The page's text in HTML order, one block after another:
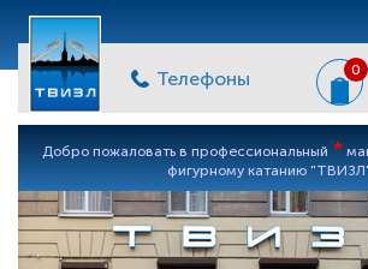
Телефоны 0
Добро пожаловать в профессиональный *
фигурному катанию